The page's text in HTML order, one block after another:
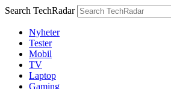
Search TechRadar
Nyheter
Tester
Mobil
TV
Laptop
Gaming